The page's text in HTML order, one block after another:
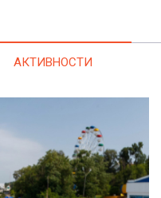
АКТИВНОСТИ